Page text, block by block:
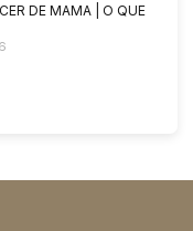
DE MAMA | O QUE